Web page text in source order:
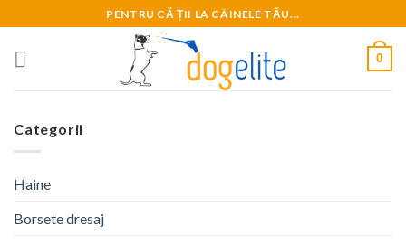
to
content
PENTRU CĂ ȚII LA CÂINELE TĂU...
0
Categorii
Haine
Borsete dresaj